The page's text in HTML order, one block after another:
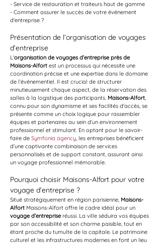
- Service de restauration et traiteurs haut de gamme
- Comment assurer le succès de votre événement
d'entreprise ?
Présentation de l’organisation de voyages
d’entreprise
L'organisation de voyages d’entreprise près de
Maisons-Alfort est un processus qui nécessite une
coordination précise et une expertise dans le domaine
de l’événementiel. Il est crucial de structurer
minutieusement chaque aspect, de la réservation des
salles à la logistique des participants. Maisons-Alfort,
connu pour son dynamisme et ses facilités d'accès, se
présente comme un choix logique pour rassembler
équipes et partenaires au sein d’un environnement
professionnel et stimulant. En optant pour le savoir-
faire de Symfonia agency, les entreprises bénéficient
d’une captivante combinaison de services
personnalisés et de support constant, assurant ainsi
un voyage professionnel mémorable.
Pourquoi choisir Maisons-Alfort pour votre
voyage d’entreprise ?
Situé stratégiquement en région parisienne, Maisons-
Alfort Maisons-Alfort offre le cadre idéal pour un
voyage d’entreprise réussi. La ville séduira vos équipes
par son accessibilité et son charme paisible, tout en
étant proche du tumulte de la capitale. Le patrimoine
culturel et les infrastructures modernes en font un lieu